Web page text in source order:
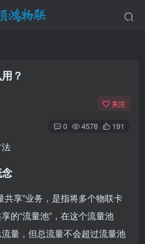
？
关注
0 4578 191
共享”业务，是指将多个物联卡
的“流量池”，在这个流量池
量，但总流量不会超过流量池